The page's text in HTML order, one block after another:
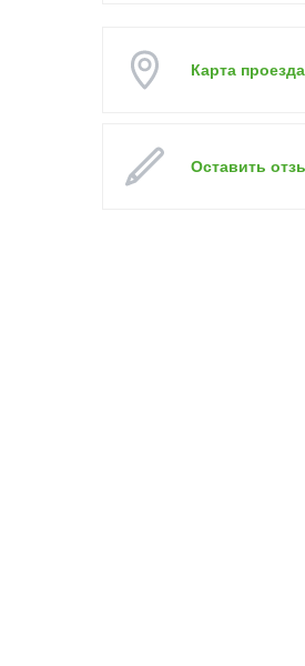
Карта проезда
Оставить